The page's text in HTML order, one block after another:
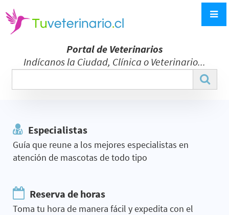
Portal de Veterinarios
Indícanos la Ciudad, Clínica o Veterinario...
Especialistas
Guía que reune a los mejores especialistas en
atención de mascotas de todo tipo
Reserva de horas
Toma tu hora de manera fácil y expedita con el